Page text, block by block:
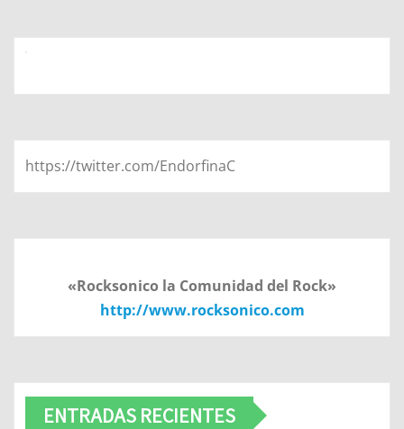
https://twitter.com/EndorfinaC
«Rocksonico la Comunidad del Rock»
http://www.rocksonico.com
ENTRADAS RECIENTES